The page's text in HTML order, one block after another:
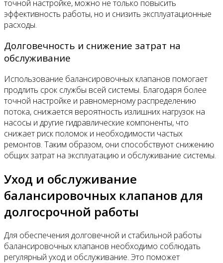
точной настройке, можно не только повысить
эффективность работы, но и снизить эксплуатационные
расходы.
Долговечность и снижение затрат на
обслуживание
Использование балансировочных клапанов помогает
продлить срок службы всей системы. Благодаря более
точной настройке и равномерному распределению
потока, снижается вероятность излишних нагрузок на
насосы и другие гидравлические компоненты, что
снижает риск поломок и необходимости частых
ремонтов. Таким образом, они способствуют снижению
общих затрат на эксплуатацию и обслуживание системы.
Уход и обслуживание
балансировочных клапанов для
долгосрочной работы
Для обеспечения долговечной и стабильной работы
балансировочных клапанов необходимо соблюдать
регулярный уход и обслуживание. Это поможет